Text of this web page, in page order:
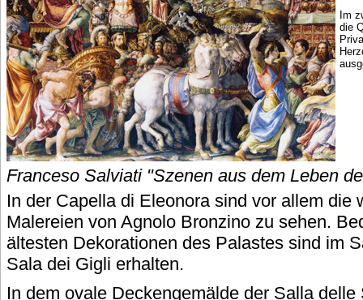
Im
die
Franceso Salviati "Szenen aus dem Leben
In der Capella di Eleonora sind vor allem die
Malereien von Agnolo Bronzino zu sehen.
ältesten Dekorationen des Palastes sind im
Sala dei Gigli erhalten.
In dem ovale Deckengemälde der Salla